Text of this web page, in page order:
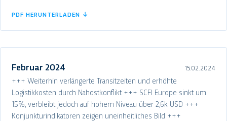
PDF HERUNTERLADEN ↓
Februar 2024 15.02.2024
+++ Weiterhin verlängerte Transitzeiten und erhöhte
Logistikkosten durch Nahostkonflikt +++ SCFI Europe sinkt um
15%, verbleibt jedoch auf hohem Niveau über 2,6k USD +++
Konjunkturindikatoren zeigen uneinheitliches Bild +++